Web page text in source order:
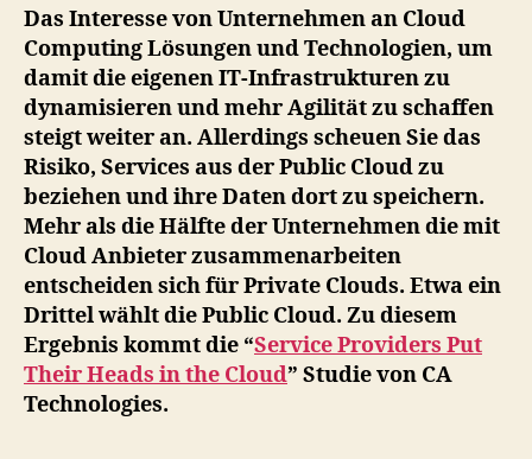
Unternehmen
bevorzugen
die
Private
Cloud
Das Interesse von Unternehmen an Cloud
Computing Lösungen und Technologien, um
damit die eigenen IT-Infrastrukturen zu
dynamisieren und mehr Agilität zu schaffen
steigt weiter an. Allerdings scheuen Sie das
Risiko, Services aus der Public Cloud zu
beziehen und ihre Daten dort zu speichern.
Mehr als die Hälfte der Unternehmen die mit
Cloud Anbieter zusammenarbeiten
entscheiden sich für Private Clouds. Etwa ein
Drittel wählt die Public Cloud. Zu diesem
Ergebnis kommt die “Service Providers Put
Their Heads in the Cloud” Studie von CA
Technologies.